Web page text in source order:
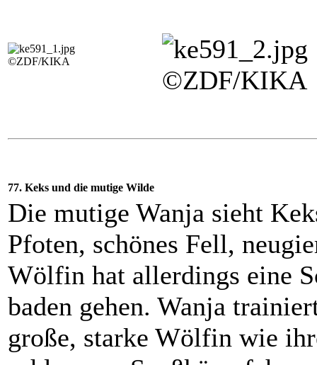
©ZDF/KIKA
©ZDF/KIKA
77. Keks und die mutige Wilde
Die mutige Wanja sieht
Pfoten, schönes Fell,
Wölfin hat allerdings eine
baden gehen. Wanja
große, starke Wölfin wie